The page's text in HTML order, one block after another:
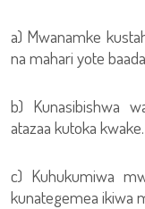
a) Mwanamke
na mahari yote
b) Kunasibishwa
atazaa kutoka kwake.
c) Kuhukumiwa
kunategemea ikiwa